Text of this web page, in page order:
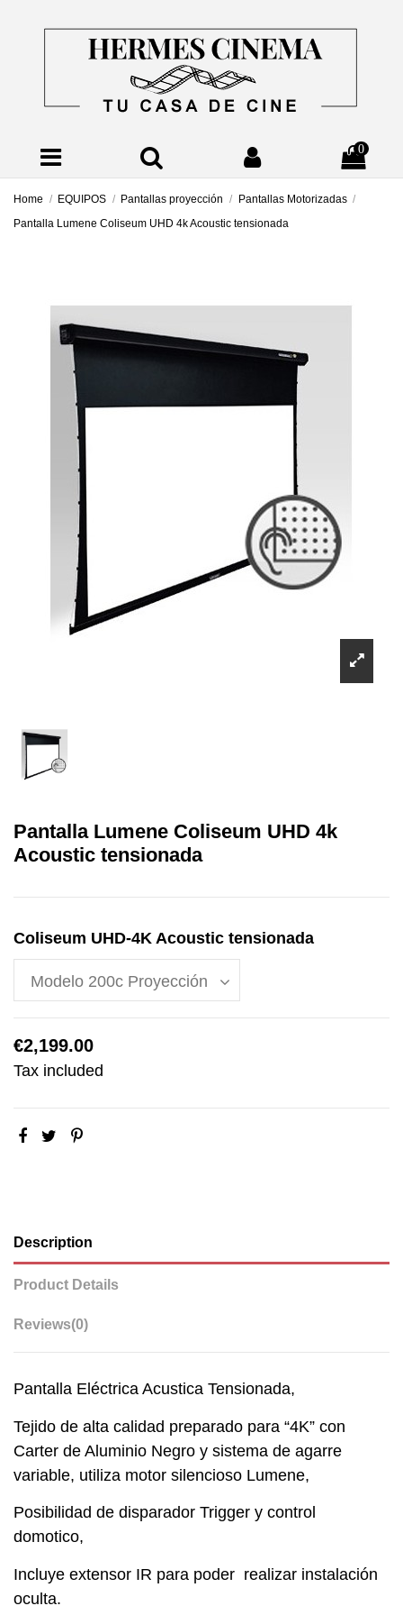
0
Home EQUIPOS Pantallas proyección
Pantallas Motorizadas
Pantalla Lumene Coliseum UHD 4k Acoustic tensionada
Pantalla Lumene Coliseum UHD 4k
Acoustic tensionada
Coliseum UHD-4K Acoustic tensionada
€2,199.00
Tax included
Description
Product Details
Reviews(0)
Pantalla Eléctrica Acustica Tensionada,
Tejido de alta calidad preparado para “4K” con
Carter de Aluminio Negro y sistema de agarre
variable, utiliza motor silencioso Lumene,
Posibilidad de disparador Trigger y control
domotico,
Incluye extensor IR para poder realizar instalación
oculta.